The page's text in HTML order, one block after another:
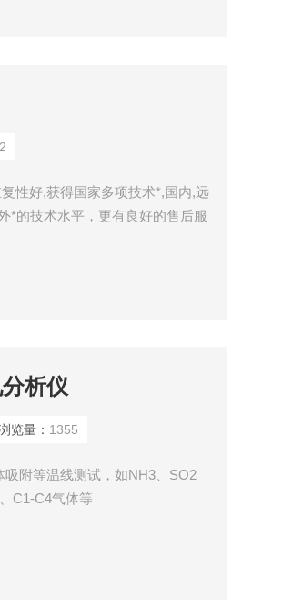
性好,获得国家多项技术*,国内,远
*的技术水平，更有良好的售后服
析仪
览量： 1355
附等温线测试，如NH3、SO2
C1-C4气体等